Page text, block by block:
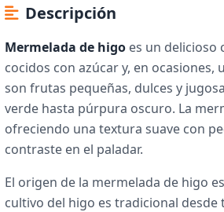
Descripción
Mermelada de higoes un delicioso
cocidos con azúcar y, en
son frutas pequeñas, dulces y
verde hasta púrpura oscuro. La
ofreciendo una textura suave con
contraste en el paladar.
El origen de la mermelada de higo
cultivo del higo es tradicional